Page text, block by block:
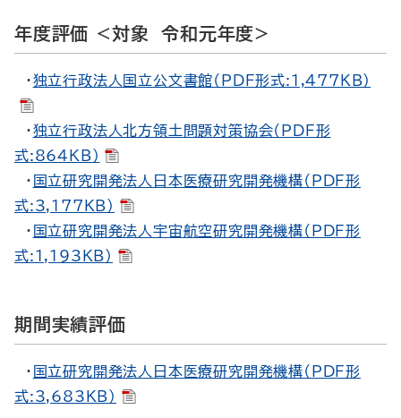
年度評価 <対象 令和元年度>
・独立行政法人国立公文書館（PDF形式:1,477KB）
・独立行政法人北方領土問題対策協会（PDF形
式:864KB）
・ 国立研究開発法人日本医療研究開発機構（PDF形
式:3,177KB）
・ 国立研究開発法人宇宙航空研究開発機構（PDF形
式:1,193KB）
期間実績評価
・ 国立研究開発法人日本医療研究開発機構（PDF形
式:3,683KB）